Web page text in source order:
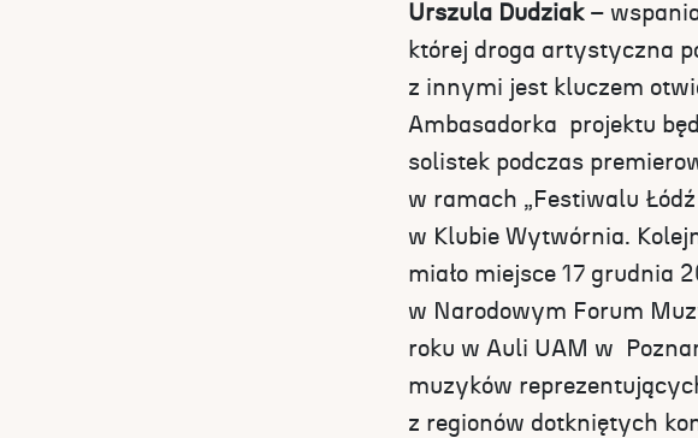
Urszula Dudziak–
której droga artystyczna
z innymi jest kluczem
Ambasadorka projektu
solistek podczas
w ramach „Festiwalu
w Klubie Wytwórnia.
miało miejsce 17 grudnia
w Narodowym Forum
roku w Auli UAM w
muzyków
z regionów dotkniętych